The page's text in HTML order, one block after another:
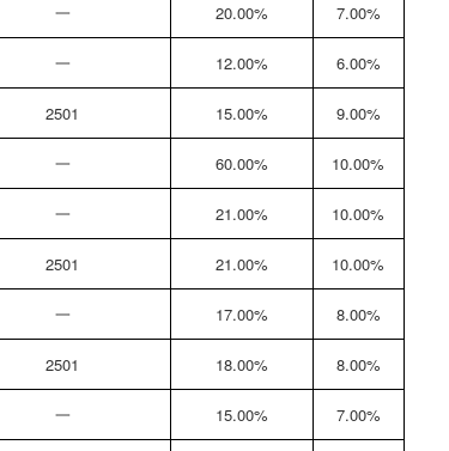
一 20.00% 7.00%
一 12.00% 6.00%
2501 15.00% 9.00%
一 60.00% 10.00%
一 21.00% 10.00%
2501 21.00% 10.00%
一 17.00% 8.00%
2501 18.00% 8.00%
一 15.00% 7.00%